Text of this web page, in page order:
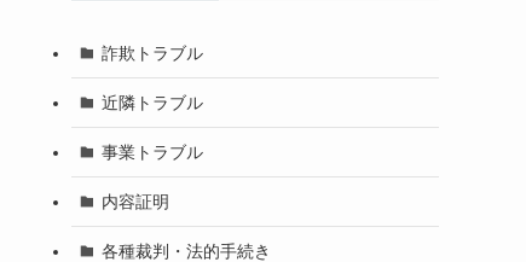
詐欺トラブル
近隣トラブル
事業トラブル
内容証明
各種裁判・法的手続き